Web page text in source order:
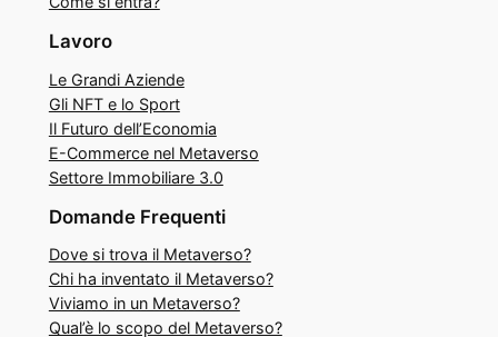
Lavoro
Le Grandi Aziende
Gli NFT e lo Sport
Il Futuro dell’Economia
E-Commerce nel Metaverso
Settore Immobiliare 3.0
Domande Frequenti
Dove si trova il Metaverso?
Chi ha inventato il Metaverso?
Viviamo in un Metaverso?
Qual’è lo scopo del Metaverso?